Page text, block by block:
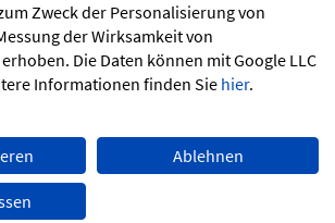
Zweck der Personalisierung von
der Wirksamkeit von
Die Daten können mit Google LLC
Informationen finden Sie hier.
Ablehnen
Impressum
Datenschutz
Compliance
Chatten Sie mit uns